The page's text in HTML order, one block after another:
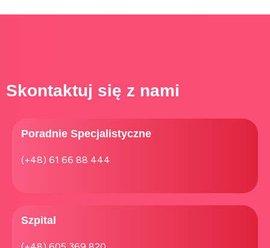
Skontaktuj się z nami
Poradnie Specjalistyczne
(+48) 61 66 88 444
Szpital​